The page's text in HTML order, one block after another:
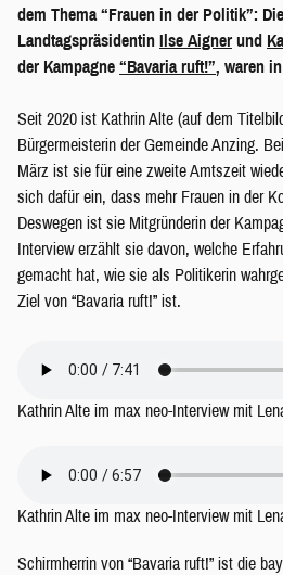
dem Thema “Frauen in der Politik”:
Landtagspräsidentin Ilse Aigner und
der Kampagne “Bavaria ruft!”, waren
Seit 2020 ist Kathrin Alte (auf dem
Bürgermeisterin der Gemeinde Anzing.
März ist sie für eine zweite Amtszeit
sich dafür ein, dass mehr Frauen in der
Deswegen ist sie Mitgründerin der
Interview erzählt sie davon, welche
gemacht hat, wie sie als Politikerin
Ziel von “Bavaria ruft!” ist.
Kathrin Alte im max neo-Interview mit
Kathrin Alte im max neo-Interview mit
Schirmherrin von “Bavaria ruft!” ist die